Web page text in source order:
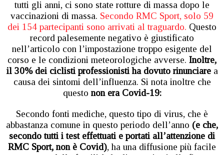
tutti gli anni, ci sono state rotture di massa dopo le
vaccinazioni di massa. Secondo RMC Sport, solo 59
dei 154 partecipanti sono arrivati al traguardo. Questo
record palesemente negativo è giustificato
nell’articolo con l’impostazione troppo esigente del
corso e le condizioni meteorologiche avverse. Inoltre,
il 30% dei ciclisti professionisti ha dovuto rinunciarea
causa dei sintomi dell’influenza. Si nota inoltre che
questo non era Covid-19:
Secondo fonti mediche, questo tipo di virus, che è
abbastanza comune in questo periodo dell’anno (e che,
secondo tutti i test effettuati e portati all’attenzione di
RMC Sport, non è Covid), ha una diffusione più facile